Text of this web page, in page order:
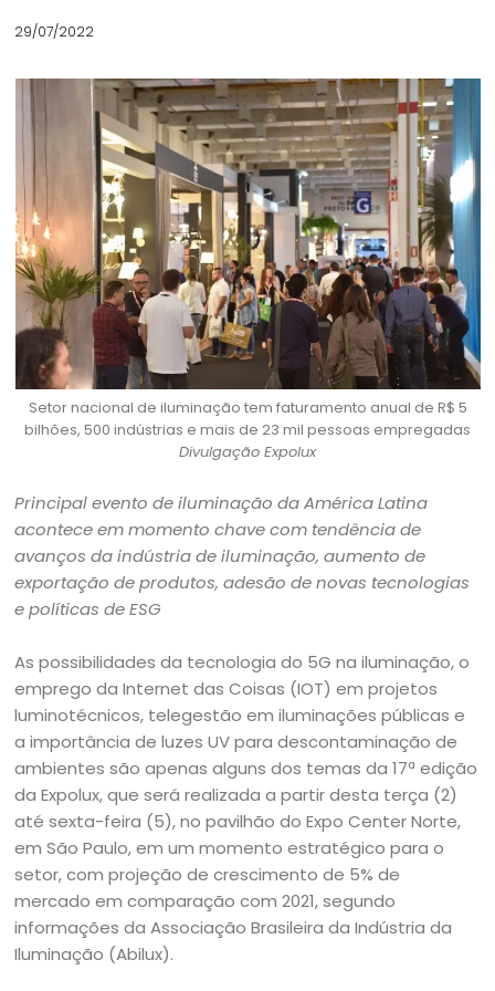
29/07/2022
Setor nacional de iluminação tem faturamento anual de R$ 5
bilhões, 500 indústrias e mais de 23 mil pessoas empregadas
Divulgação Expolux
Principal evento de iluminação da América Latina
acontece em momento chave com tendência de
avanços da indústria de iluminação, aumento de
exportação de produtos, adesão de novas tecnologias
e políticas de ESG
As possibilidades da tecnologia do 5G na iluminação, o
emprego da Internet das Coisas (IOT) em projetos
luminotécnicos, telegestão em iluminações públicas e
a importância de luzes UV para descontaminação de
ambientes são apenas alguns dos temas da 17ª edição
da Expolux, que será realizada a partir desta terça (2)
até sexta-feira (5), no pavilhão do Expo Center Norte,
em São Paulo, em um momento estratégico para o
setor, com projeção de crescimento de 5% de
mercado em comparação com 2021, segundo
informações da Associação Brasileira da Indústria da
Iluminação (Abilux).